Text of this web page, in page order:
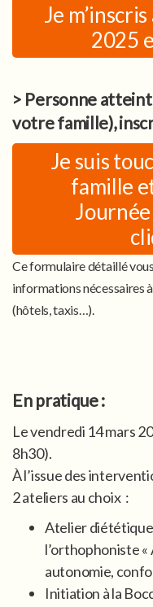
Je
2025
> Personne
votre famille),
Je suis
famille
Journée
Ce formulaire détaillé
informations nécessaires
(hôtels, taxis…).
En pratique :
Le vendredi 14 mars
8h30).
À l’issue des
2 ateliers au choix :
Atelier
l’orthophoniste «
autonomie,
Initiation à la